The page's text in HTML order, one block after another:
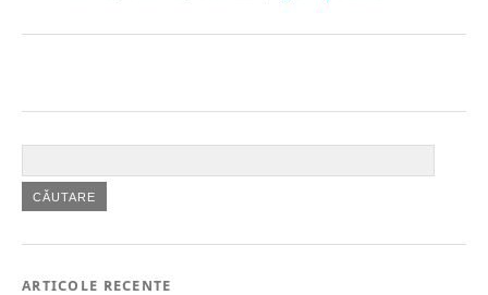
ARTICOLE RECENTE